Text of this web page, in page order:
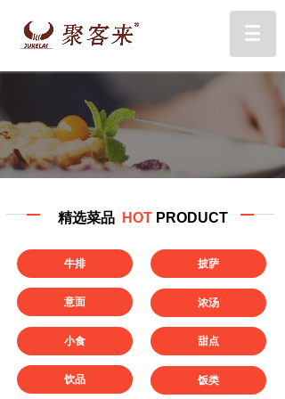
小食
意面
甜点
浓汤
饮品
精选菜品 HOT PRODUCT
披萨
牛排
饭类